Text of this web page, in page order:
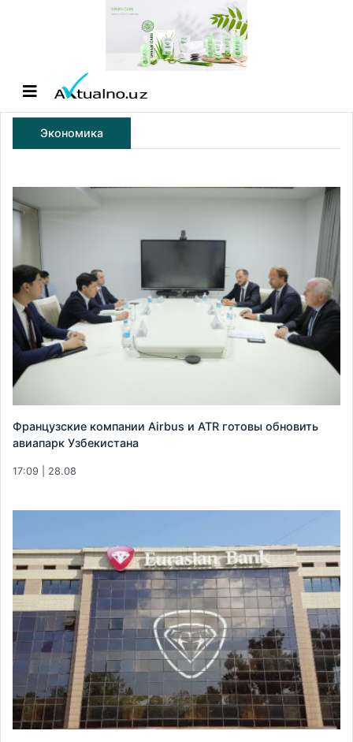
Экономика
Французские компании Airbus и ATR готовы обновить
авиапарк Узбекистана
17:09 | 28.08